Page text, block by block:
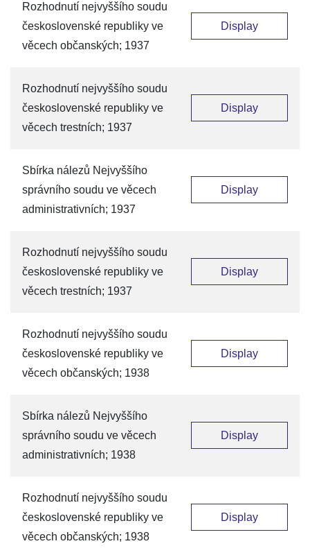
Rozhodnutí nejvyššího soudu
československé republiky ve
věcech občanských; 1937
Display
Rozhodnutí nejvyššího soudu
československé republiky ve
věcech trestních; 1937
Display
Sbírka nálezů Nejvyššího
správního soudu ve věcech
administrativních; 1937
Display
Rozhodnutí nejvyššího soudu
československé republiky ve
věcech trestních; 1937
Display
Rozhodnutí nejvyššího soudu
československé republiky ve
věcech občanských; 1938
Display
Sbírka nálezů Nejvyššího
správního soudu ve věcech
administrativních; 1938
Display
Rozhodnutí nejvyššího soudu
československé republiky ve
věcech občanských; 1938
Display